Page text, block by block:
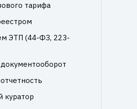
тарифа
ЭТП (44-ФЗ, 223-
куратор